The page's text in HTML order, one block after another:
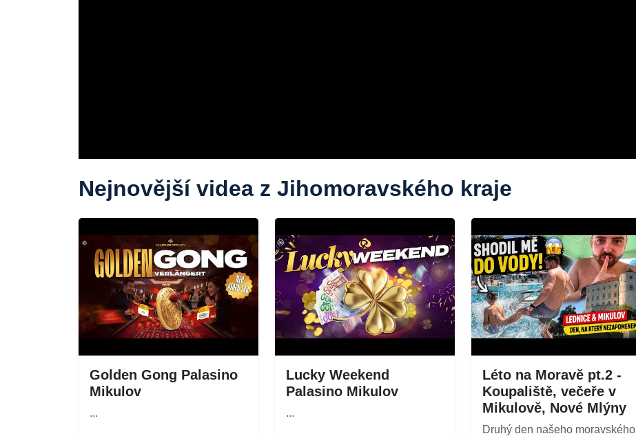
Nejnovější videa z Jihomoravského kraje
Golden Gong Palasino
Mikulov
...
Lucky Weekend
Palasino Mikulov
...
Léto na Moravě pt.2 -
Koupaliště, večeře v
Mikulově, Nové Mlýny
Druhý den našeho moravského